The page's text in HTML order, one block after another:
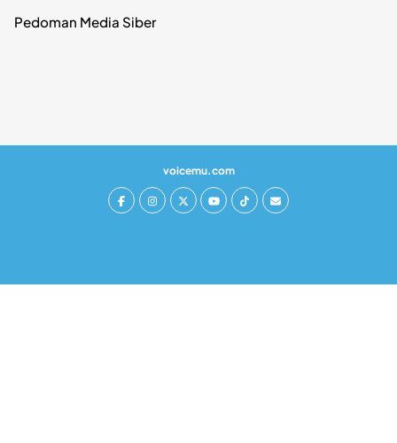
Pedoman Media Siber
voicemu.com